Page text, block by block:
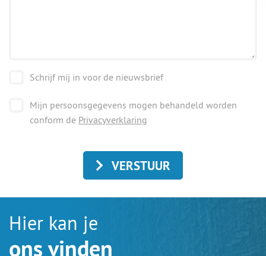
Schrijf mij in voor de nieuwsbrief
Mijn persoonsgegevens mogen behandeld worden
conform de Privacyverklaring
VERSTUUR
Hier kan je
ons vinden